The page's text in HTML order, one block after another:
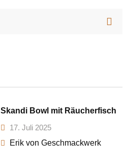
Skandi Bowl mit Räucherfisch
17. Juli 2025
Erik von Geschmackwerk